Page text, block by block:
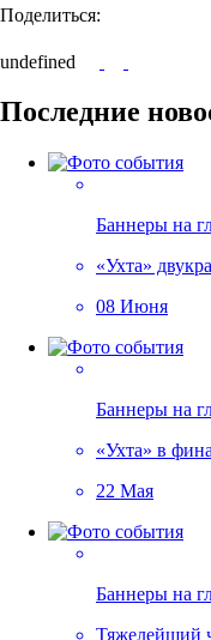
Поделиться:
undefined
Последние
Баннеры на
«Ухта»
08 Июня
Баннеры на
«Ухта» в
22 Мая
Баннеры на
Тяжелейший